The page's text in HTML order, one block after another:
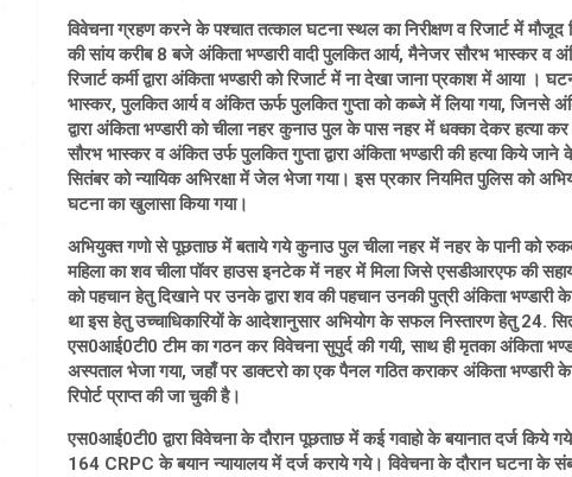
विवेचना ग्रहण करने के पश्चात तत्काल घटना स्थल का निरीक्षण व रिजार्ट में मौजूद
की सांय करीब 8 बजे अंकिता भण्डारी वादी पुलकित आर्य, मैनेजर सौरभ भास्कर व
रिजार्ट कर्मी द्वारा अंकिता भण्डारी को रिजार्ट में ना देखा जाना प्रकाश में आया
भास्कर, पुलकित आर्य व अंकित ऊर्फ पुलकित गुप्ता को कब्जे में लिया गया, जिनसे
द्वारा अंकिता भण्डारी को चीला नहर कुनाउ पुल के पास नहर में धक्का देकर हत्या
सौरभ भास्कर व अंकित उर्फ पुलकित गुप्ता द्वारा अंकिता भण्डारी की हत्या किये
सितंबर को न्यायिक अभिरक्षा में जेल भेजा गया। इस प्रकार नियमित पुलिस को
घटना का खुलासा किया गया।
अभियुक्त गणो से पूछताछ में बताये गये कुनाउ पुल चीला नहर में नहर के पानी को
महिला का शव चीला पॉवर हाउस इनटेक में नहर में मिला जिसे एसडीआरएफ की
को पहचान हेतु दिखाने पर उनके द्वारा शव की पहचान उनकी पुत्री अंकिता
था इस हेतु उच्चाधिकारियों के आदेशानुसार अभियोग के सफल निस्तारण हेतु 24.
एस0आई0टी0 टीम का गठन कर विवेचना सुपुर्द की गयी, साथ ही मृतका अंकिता
अस्पताल भेजा गया, जहाँ पर डाक्टरो का एक पैनल गठित कराकर अंकिता भण्डारी के
रिपोर्ट प्राप्त की जा चुकी है।
एस0आई0टी0 द्वारा विवेचना के दौरान पूछताछ में कई गवाहो के बयानात दर्ज किये
164 CRPC के बयान न्यायालय में दर्ज कराये गये। विवेचना के दौरान घटना के संबंध